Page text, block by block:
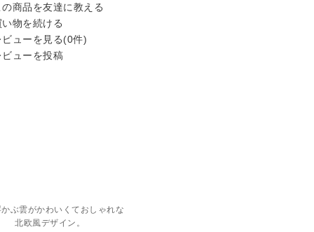
の商品を友達に教える
い物を続ける
ビューを見る(0件)
ビューを投稿
かぶ雲がかわいくておしゃれな
北欧風デザイン。